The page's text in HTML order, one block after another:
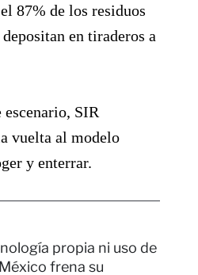
87% de los residuos
en tiraderos a
escenario, SIR
vuelta al modelo
y enterrar.
propia ni uso de
frena su